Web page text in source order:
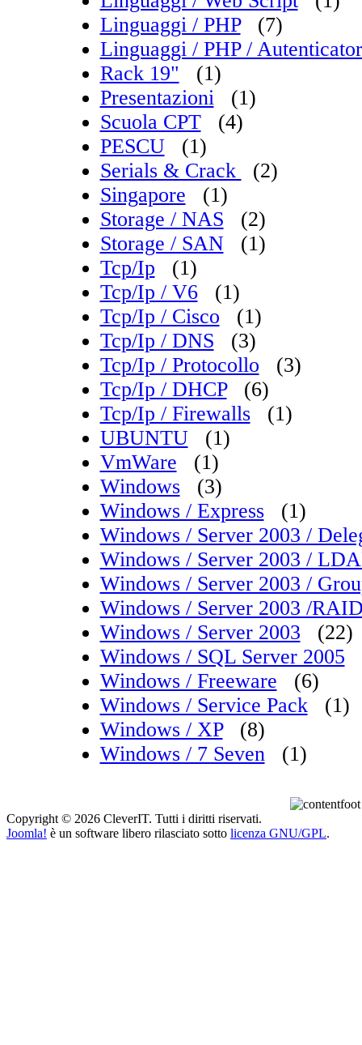
Linguaggi / PHP
(7)
Linguaggi / PHP /
Rack 19"
(1)
Presentazioni
(1)
Scuola CPT
(4)
PESCU
(1)
Serials & Crack
(2)
Singapore
(1)
Storage / NAS
(2)
Storage / SAN
(1)
Tcp/Ip
(1)
Tcp/Ip / V6
(1)
Tcp/Ip / Cisco
(1)
Tcp/Ip / DNS
(3)
Tcp/Ip / Protocollo
(3)
Tcp/Ip / DHCP
(6)
Tcp/Ip / Firewalls
(1)
UBUNTU
(1)
VmWare
(1)
Windows
(3)
Windows / Express
(1)
Windows / Server 2003 /
Windows / Server 2003 /
Windows / Server 2003 /
Windows / Server 2003 /
Windows / Server 2003
(22)
Windows / SQL Server 2005
Windows / Freeware
(6)
Windows / Service Pack
(1)
Windows / XP
(8)
Windows / 7 Seven
(1)
Copyright © 2026 CleverIT. Tutti i diritti riservati.
Joomla! è un software libero rilasciato sotto licenza GNU/GPL.